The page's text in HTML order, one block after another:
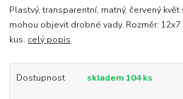
Plastvý, transparentní, matný, červený
mohou objevit drobné vady. Rozměr: 12x7
kus. celý popis
Dostupnost skladem 104 ks